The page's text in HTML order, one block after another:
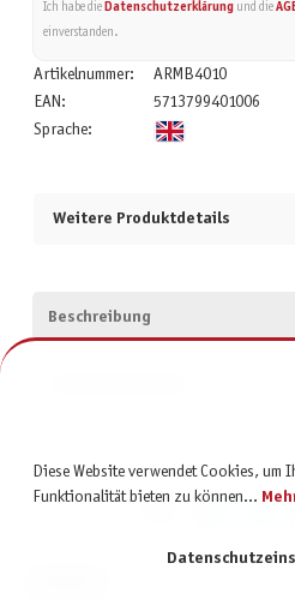
Ich habe die Datenschutzerklärungund die
einverstanden.
Artikelnummer:
ARMB4010
EAN:
5713799401006
Sprache:
Weitere Produktdetails
Beschreibung
Diese Website verwendet Cookies, um
Funktionalität bieten zu können...